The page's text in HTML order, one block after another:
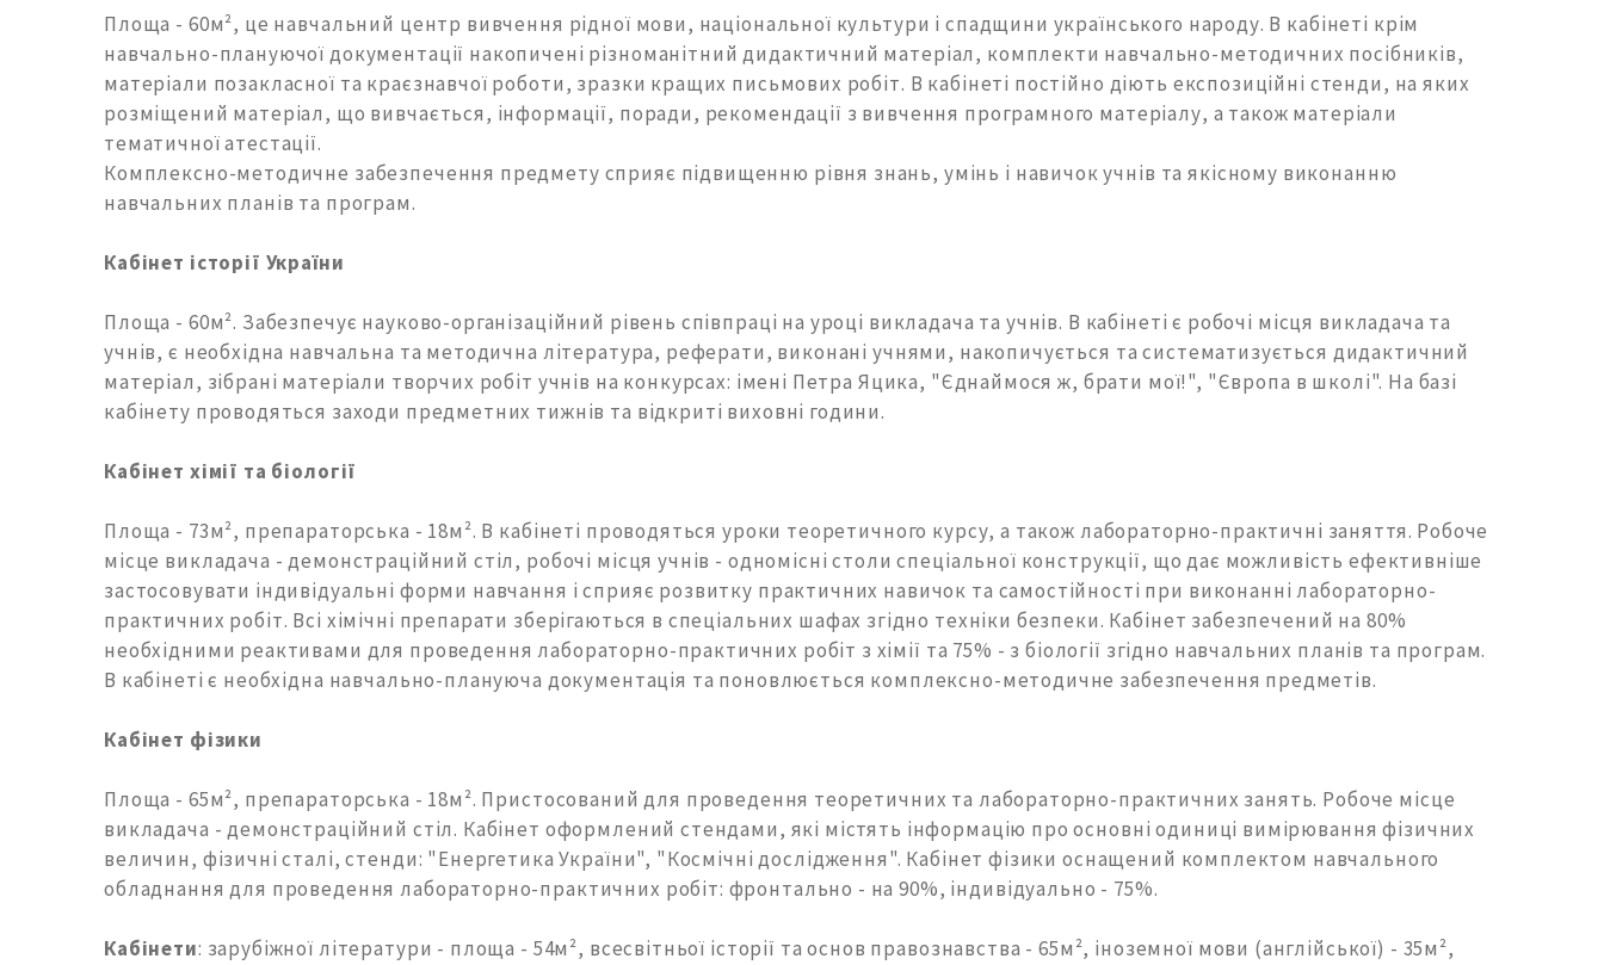
Площа - 60м², це навчальний центр вивчення рідної мови, національної культури і спадщини українського народу. В кабінеті крім
навчально-плануючої документації накопичені різноманітний дидактичний матеріал, комплекти навчально-методичних посібників,
матеріали позакласної та краєзнавчої роботи, зразки кращих письмових робіт. В кабінеті постійно діють експозиційні стенди, на яких
розміщений матеріал, що вивчається, інформації, поради, рекомендації з вивчення програмного матеріалу, а також матеріали
тематичної атестації.
Комплексно-методичне забезпечення предмету сприяє підвищенню рівня знань, умінь і навичок учнів та якісному виконанню
навчальних планів та програм.
Кабінет історії України
Площа - 60м². Забезпечує науково-організаційний рівень співпраці на уроці викладача та учнів. В кабінеті є робочі місця викладача та
учнів, є необхідна навчальна та методична література, реферати, виконані учнями, накопичується та систематизується дидактичний
матеріал, зібрані матеріали творчих робіт учнів на конкурсах: імені Петра Яцика, "Єднаймося ж, брати мої!", "Європа в школі". На базі
кабінету проводяться заходи предметних тижнів та відкриті виховні години.
Кабінет хімії та біології
Площа - 73м², препараторська - 18м². В кабінеті проводяться уроки теоретичного курсу, а також лабораторно-практичні заняття. Робоче
місце викладача - демонстраційний стіл, робочі місця учнів - одномісні столи спеціальної конструкції, що дає можливість ефективніше
застосовувати індивідуальні форми навчання і сприяє розвитку практичних навичок та самостійності при виконанні лабораторно-
практичних робіт. Всі хімічні препарати зберігаються в спеціальних шафах згідно техніки безпеки. Кабінет забезпечений на 80%
необхідними реактивами для проведення лабораторно-практичних робіт з хімії та 75% - з біології згідно навчальних планів та програм.
В кабінеті є необхідна навчально-плануюча документація та поновлюється комплексно-методичне забезпечення предметів.
Кабінет фізики
Площа - 65м², препараторська - 18м². Пристосований для проведення теоретичних та лабораторно-практичних занять. Робоче місце
викладача - демонстраційний стіл. Кабінет оформлений стендами, які містять інформацію про основні одиниці вимірювання фізичних
величин, фізичні сталі, стенди: "Енергетика України", "Космічні дослідження". Кабінет фізики оснащений комплектом навчального
обладнання для проведення лабораторно-практичних робіт: фронтально - на 90%, індивідуально - 75%.
Кабінети: зарубіжної літератури - площа - 54м², всесвітньої історії та основ правознавства - 65м², іноземної мови (англійської) - 35м²,